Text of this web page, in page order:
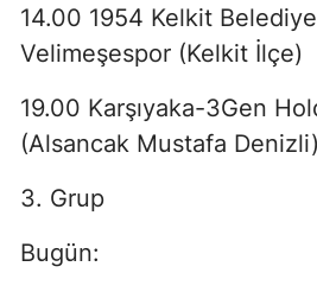
14.00 1954 Kelkit
Velimeşespor (Kelkit İlçe)
19.00 Karşıyaka-3Gen
(Alsancak Mustafa Denizli)
3. Grup
Bugün: